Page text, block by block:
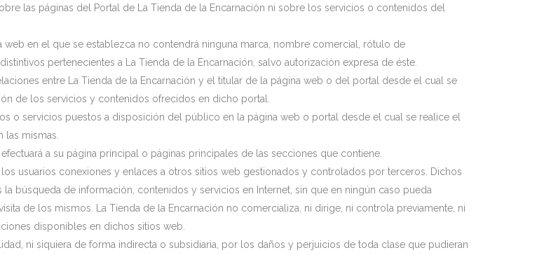
las páginas del Portal de La Tienda de la Encarnación ni sobre los servicios o contenidos del
en el que se establezca no contendrá ninguna marca, nombre comercial, rótulo de
pertenecientes a La Tienda de la Encarnación, salvo autorización expresa de éste.
entre La Tienda de la Encarnación y el titular de la página web o del portal desde el cual se
de los servicios y contenidos ofrecidos en dicho portal.
o servicios puestos a disposición del público en la página web o portal desde el cual se realice el
las mismas.
a su página principal o páginas principales de las secciones que contiene.
usuarios conexiones y enlaces a otros sitios web gestionados y controlados por terceros. Dichos
búsqueda de información, contenidos y servicios en Internet, sin que en ningún caso pueda
de los mismos. La Tienda de la Encarnación no comercializa, ni dirige, ni controla previamente, ni
disponibles en dichos sitios web.
ni siquiera de forma indirecta o subsidiaria, por los daños y perjuicios de toda clase que pudieran